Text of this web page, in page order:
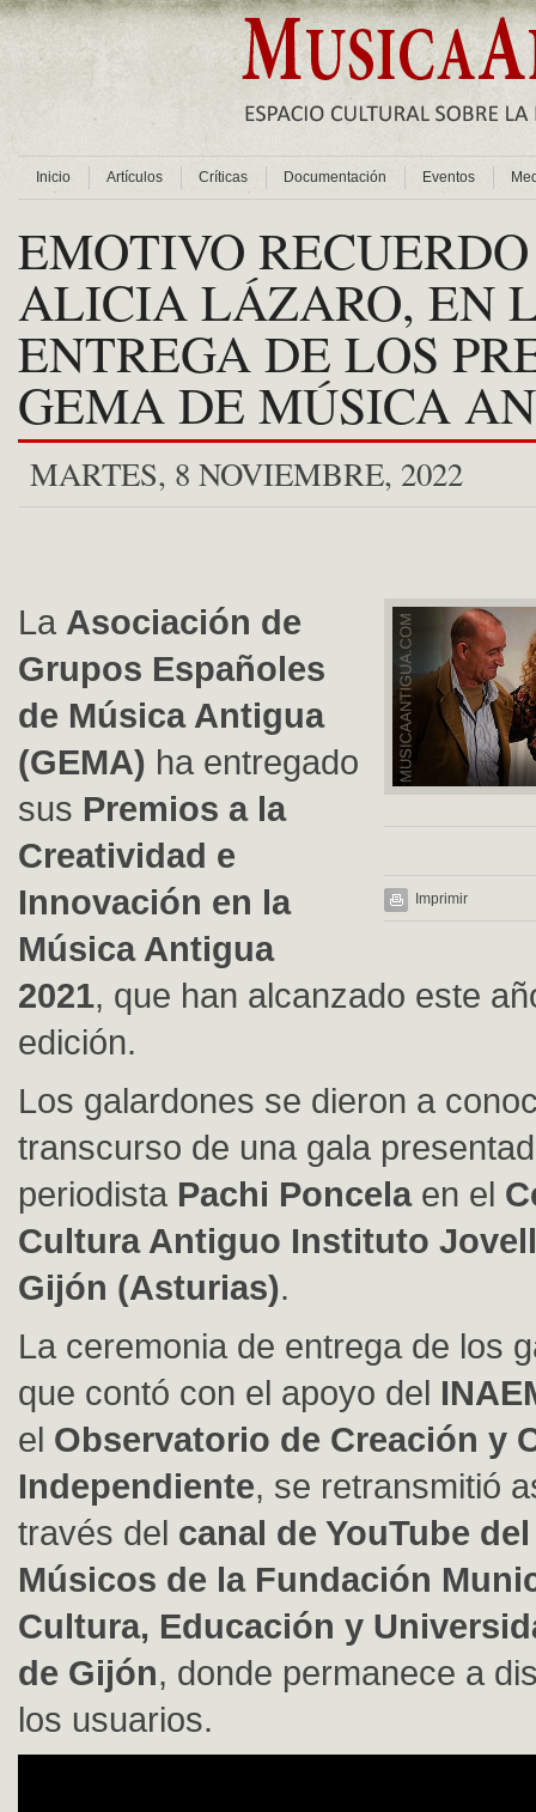
Inicio Artículos Críticas Documentación Eventos
EMOTIVO
ALICIA LÁZARO, EN
ENTREGA DE LOS
GEMA DE MÚSICA
MARTES, 8 NOVIEMBRE, 2022
Imprimir
La Asociación de
Grupos Españoles
de Música Antigua
(GEMA) ha entregado
sus Premios a la
Creatividad e
Innovación en la
Música Antigua
2021, que han alcanzado este
edición.
Los galardones se dieron a
transcurso de una gala
periodista Pachi Poncelaen el
Cultura Antiguo Instituto
Gijón (Asturias).
La ceremonia de entrega de los
que contó con el apoyo del
el Observatorio de Creación y
Independiente, se retransmitió
través del canal de YouTube
Músicos de la Fundación
Cultura, Educación y
de Gijón, donde permanece a
los usuarios.